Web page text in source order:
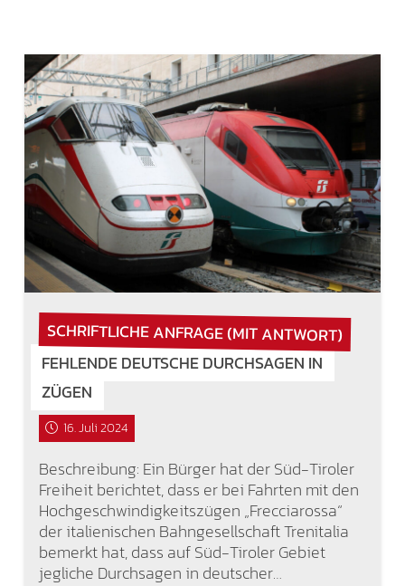
SCHRIFTLICHE ANFRAGE (MIT ANTWORT)
FEHLENDE DEUTSCHE DURCHSAGEN IN
ZÜGEN
16. Juli 2024
Beschreibung: Ein Bürger hat der Süd-Tiroler
Freiheit berichtet, dass er bei Fahrten mit den
Hochgeschwindigkeitszügen „Frecciarossa“
der italienischen Bahngesellschaft Trenitalia
bemerkt hat, dass auf Süd-Tiroler Gebiet
jegliche Durchsagen in deutscher…